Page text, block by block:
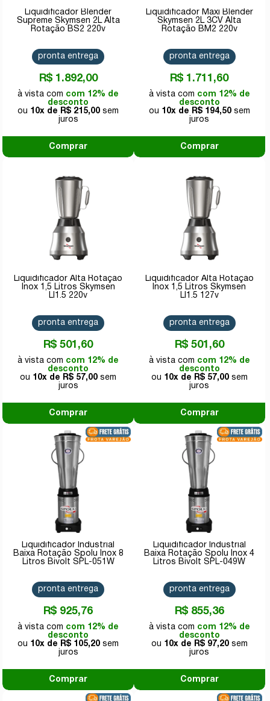
Liquidificador Blender
Supreme Skymsen 2L Alta
Rotação BS2 220v
R$ 1.892,00
com 12% de
desconto
10x de
R$ 215,00
pronta entrega
Comprar
Liquidificador Maxi Blender
Skymsen 2L 3CV Alta
Rotação BM2 220v
R$ 1.711,60
com 12% de
desconto
10x de
R$ 194,50
pronta entrega
Comprar
Liquidificador Alta Rotação
Inox 1,5 Litros Skymsen
LI1.5 220v
R$ 501,60
com 12% de
desconto
10x de
R$ 57,00
pronta entrega
Comprar
Liquidificador Alta Rotação
Inox 1,5 Litros Skymsen
LI1.5 127v
R$ 501,60
com 12% de
desconto
10x de
R$ 57,00
pronta entrega
Comprar
Liquidificador Industrial
Baixa Rotação Spolu Inox 8
Litros Bivolt SPL-051W
R$ 925,76
com 12% de
desconto
10x de
R$ 105,20
pronta entrega
Comprar
Liquidificador Industrial
Baixa Rotação Spolu Inox 4
Litros Bivolt SPL-049W
R$ 855,36
com 12% de
desconto
10x de
R$ 97,20
pronta entrega
Comprar